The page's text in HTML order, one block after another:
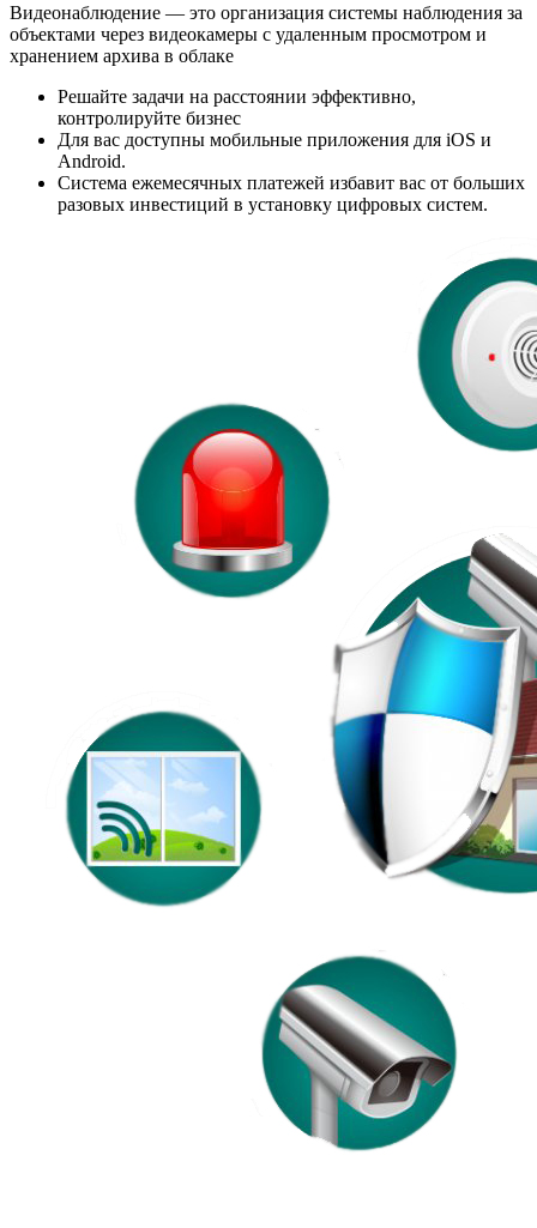
Видеонаблюдение — это организация системы наблюдения за
объектами через видеокамеры с удаленным просмотром и
хранением архива в облаке
Решайте задачи на расстоянии эффективно,
контролируйте бизнес
Для вас доступны мобильные приложения для iOS и
Android.
Система ежемесячных платежей избавит вас от больших
разовых инвестиций в установку цифровых систем.